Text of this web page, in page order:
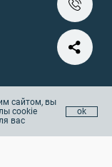
без выходных
сайтом, вы
cookie
вас
ok